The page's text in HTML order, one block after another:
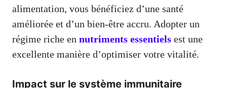
alimentation, vous bénéficiez d’une santé
améliorée et d’un bien-être accru. Adopter un
régime riche en nutriments essentiels est une
excellente manière d’optimiser votre vitalité.
Impact sur le système immunitaire